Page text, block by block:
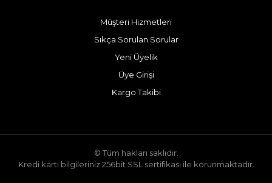
Müşteri Hizmetleri
Sıkça Sorulan Sorular
Yeni Üyelik
Üye Girişi
Kargo Takibi
© Tüm hakları saklıdır.
Kredi kartı bilgileriniz 256bit SSL sertifikası ile korunmaktadır.